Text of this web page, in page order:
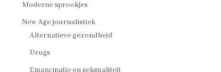
Moderne sprookjes
New Age journalistiek
Alternatieve gezondheid
Drugs
Emancipatie en seksualiteit